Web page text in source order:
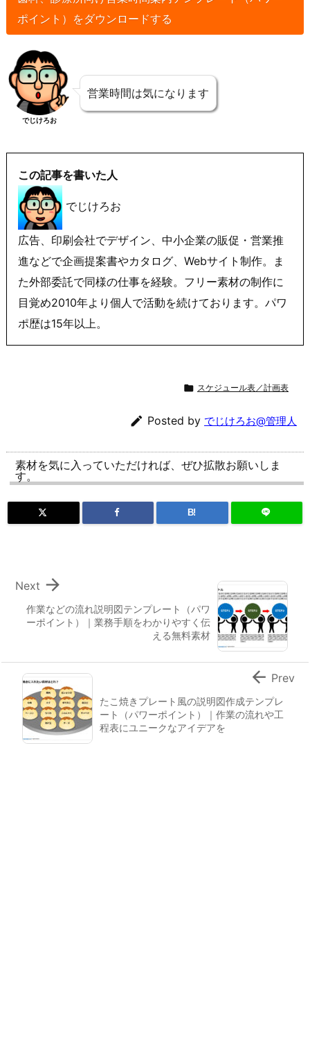
ポイント）をダウンロードする
でじけろお
営業時間は気になります
この記事を書いた人
でじけろお
広告、印刷会社でデザイン、中小企業の販促・営業推
進などで企画提案書やカタログ、Webサイト制作。ま
た外部委託で同様の仕事を経験。フリー素材の制作に
目覚め2010年より個人で活動を続けております。パワ
ポ歴は15年以上。
 スケジュール表／計画表
 Posted by でじけろお@管理人
素材を気に入っていただければ、ぜひ拡散お願いしま
す。
B!
作業などの流れ説明図テンプレート（パワ
ーポイント）｜業務手順をわかりやすく伝
える無料素材

Next
たこ焼きプレート風の説明図作成テンプレ
ート（パワーポイント）｜作業の流れや工
程表にユニークなアイデアを
 Prev